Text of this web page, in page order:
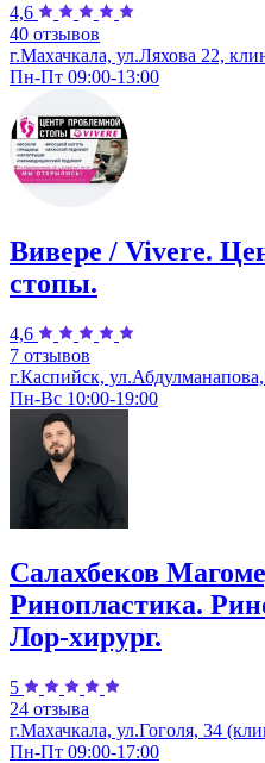
4,6
40 отзывов
г.Махачкала, ул.Ляхова 22,
Пн-Пт 09:00-13:00
Вивере / Vivere.
стопы.
4,6
7 отзывов
г.Каспийск,
Пн-Вс 10:00-19:00
Салахбеков
Ринопластика.
Лор-хирург.
5
24 отзыва
г.Махачкала, ул.Гоголя, 34
Пн-Пт 09:00-17:00